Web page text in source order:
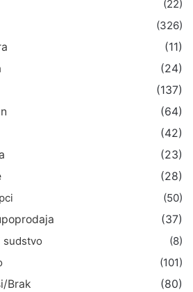
(22)
(326)
(11)
(24)
(137)
(64)
(42)
(23)
(28)
(50)
(37)
sudstvo
(8)
(101)
Brak
(80)